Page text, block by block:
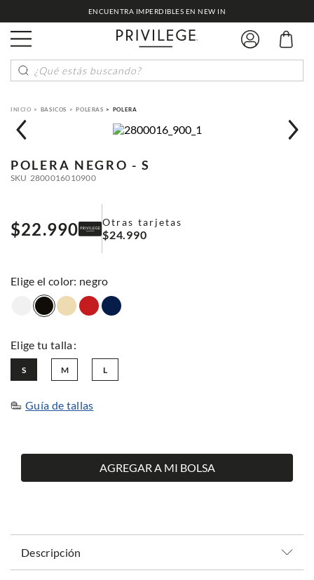
ENCUENTRA IMPERDIBLES EN NEW IN
¿Qué estás buscando?
BASICOS POLERAS POLERA
POLERA NEGRO - S
SKU 2800016010900
$22.990 Otras tarjetas
$24.990
: negro
L
M
S
Guía de tallas
AGREGAR A MI BOLSA
Descripción